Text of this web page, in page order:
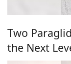
Two
the Next